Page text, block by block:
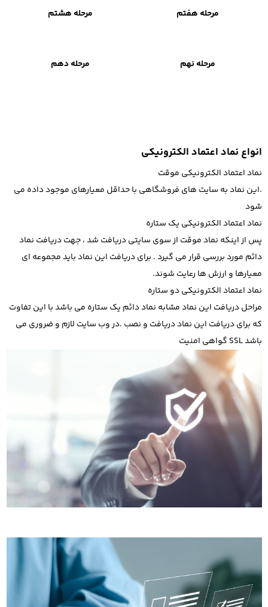
مرحله هفتم مرحله هشتم
مرحله نهم مرحله دهم
انواع نماد اعتماد الکترونیکی
نماد اعتماد الکترونیکی موقت
.این نماد به سایت های فروشگاهی با حداقل معیارهای موجود داده می
شود
نماد اعتماد الکترونیکی یک ستاره
پس از اینکه نماد موقت از سوی سایتی دریافت شد ، جهت دریافت نماد
دائم مورد بررسی قرار می گیرد . برای دریافت این نماد باید مجموعه ای
معیارها و ارزش ها رعایت شوند.
نماد اعتماد الکترونیکی دو ستاره
مراحل دریافت این نماد مشابه نماد دائم یک ستاره می باشد با این تفاوت
که برای دریافت این نماد دریافت و نصب .در وب سایت لازم و ضروری می
باشد SSL گواهی امنیت